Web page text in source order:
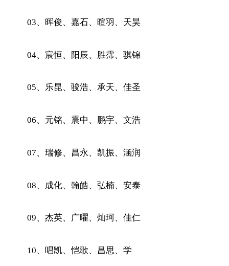
03、晖俊、嘉石、暄羽、天昊
04、宸恒、阳辰、胜霈、骐锦
05、乐昆、骏浩、承天、佳圣
06、元铭、震中、鹏宇、文浩
07、瑞修、昌永、凯振、涵润
08、成化、翰皓、弘楠、安泰
09、杰英、广曜、灿珂、佳仁
10、唱凯、恺歌、昌思、学